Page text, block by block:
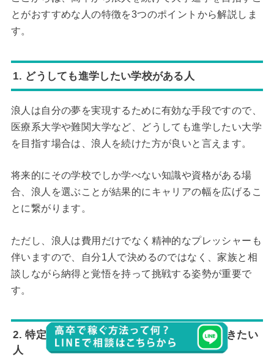
とがおすすめな人の特徴を3つのポイントから解説しま
す。
1. どうしても進学したい学校がある人
浪人は自分の夢を実現するために有効な手段ですので、
医療系大学や難関大学など、どうしても進学したい大学
を目指す場合は、浪人を続けた方が良いと言えます。
将来的にその学校でしか学べない知識や資格がある場
合、浪人を選ぶことが結果的にキャリアの幅を広げるこ
とに繋がります。
ただし、浪人は費用だけでなく精神的なプレッシャーも
伴いますので、自分1人で決めるのではなく、家族と相
談しながら納得と覚悟を持って挑戦する姿勢が重要で
す。
2. 特定の学歴がないと就職できない企業で働きたい
人